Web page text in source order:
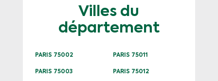
Villes du
département
PARIS 75002
PARIS 75003
PARIS 75011
PARIS 75012